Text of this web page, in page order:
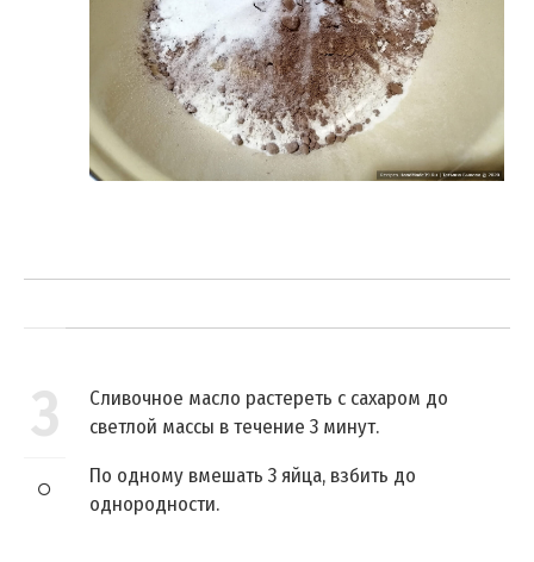
3
Сливочное масло растереть с сахаром до
светлой массы в течение 3 минут.
По одному вмешать 3 яйца, взбить до
однородности.